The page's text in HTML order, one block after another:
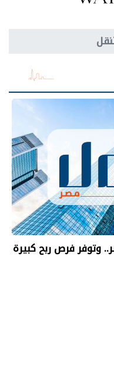
وتوفر فرص ربح كبيرة